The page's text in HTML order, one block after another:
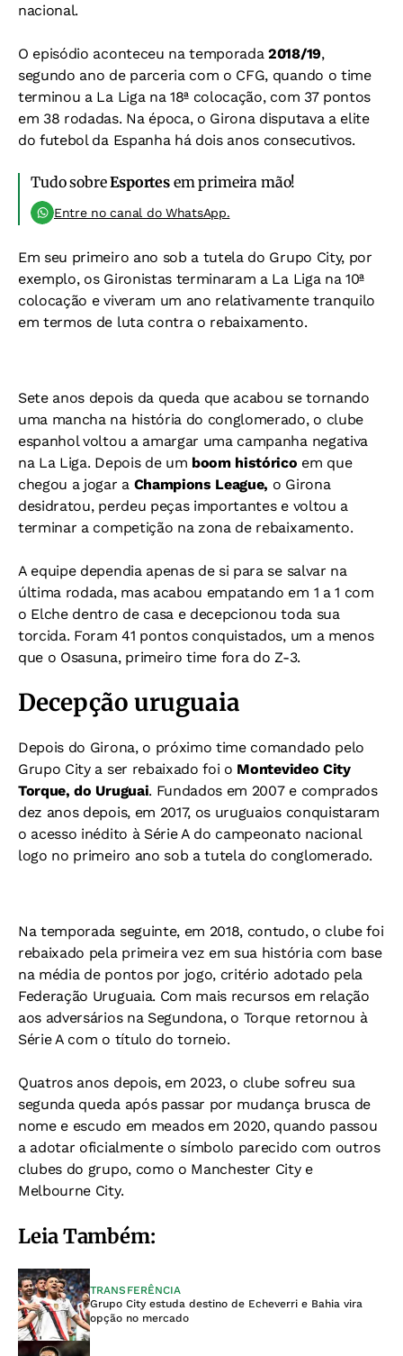
nacional.
O episódio aconteceu na temporada2018/19,
segundo ano de parceria com o CFG, quando o time
terminou a La Liga na 18ª colocação, com 37 pontos
em 38 rodadas. Na época, o Girona disputava a elite
do futebol da Espanha há dois anos consecutivos.
Tudo sobreEsportesem primeira mão!
Entre no canal do WhatsApp.
Em seu primeiro ano sob a tutela do Grupo City, por
exemplo, os Gironistas terminaram a La Liga na 10ª
colocação e viveram um ano relativamente tranquilo
em termos de luta contra o rebaixamento.
Sete anos depois da queda que acabou se tornando
uma mancha na história do conglomerado, o clube
espanhol voltou a amargar uma campanha negativa
na La Liga. Depois de um boom histórico em que
chegou a jogar a Champions League, o Girona
desidratou, perdeu peças importantes e voltou a
terminar a competição na zona de rebaixamento.
A equipe dependia apenas de si para se salvar na
última rodada, mas acabou empatando em 1 a 1 com
o Elche dentro de casa e decepcionou toda sua
torcida. Foram 41 pontos conquistados, um a menos
que o Osasuna, primeiro time fora do Z-3.
Decepção uruguaia
Depois do Girona, o próximo time comandado pelo
Grupo City a ser rebaixado foi o Montevideo City
Torque, do Uruguai. Fundados em 2007 e comprados
dez anos depois, em 2017, os uruguaios conquistaram
o acesso inédito à Série A do campeonato nacional
logo no primeiro ano sob a tutela do conglomerado.
Na temporada seguinte, em 2018, contudo, o clube foi
rebaixado pela primeira vez em sua história com base
na média de pontos por jogo, critério adotado pela
Federação Uruguaia. Com mais recursos em relação
aos adversários na Segundona, o Torque retornou à
Série A com o título do torneio.
Quatros anos depois, em 2023, o clube sofreu sua
segunda queda após passar por mudança brusca de
nome e escudo em meados em 2020, quando passou
a adotar oficialmente o símbolo parecido com outros
clubes do grupo, como o Manchester City e
Melbourne City.
Leia Também:
TRANSFERÊNCIA
Grupo City estuda destino de Echeverri e Bahia vira
opção no mercado